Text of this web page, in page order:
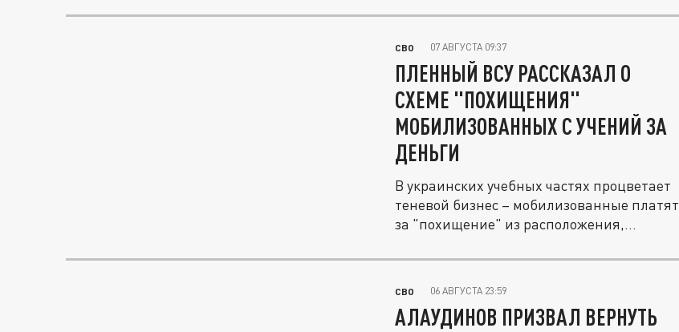
СВО 07 АВГУСТА 09:37
ПЛЕННЫЙ ВСУ РАССКАЗАЛ О
СХЕМЕ "ПОХИЩЕНИЯ"
МОБИЛИЗОВАННЫХ С УЧЕНИЙ ЗА
ДЕНЬГИ
В украинских учебных частях процветает
теневой бизнес – мобилизованные платят
за "похищение" из расположения,...
СВО 06 АВГУСТА 23:59
АЛАУДИНОВ ПРИЗВАЛ ВЕРНУТЬ